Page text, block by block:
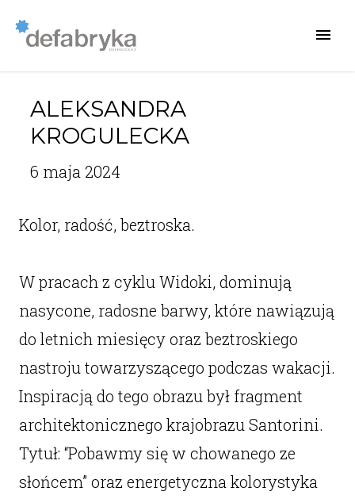
ALEKSANDRA
KROGULECKA
6 maja 2024
Kolor, radość, beztroska.
W pracach z cyklu Widoki, dominują
nasycone, radosne barwy, które nawiązują
do letnich miesięcy oraz beztroskiego
nastroju towarzyszącego podczas wakacji.
Inspiracją do tego obrazu był fragment
architektonicznego krajobrazu Santorini.
Tytuł: “Pobawmy się w chowanego ze
słońcem” oraz energetyczna kolorystyka